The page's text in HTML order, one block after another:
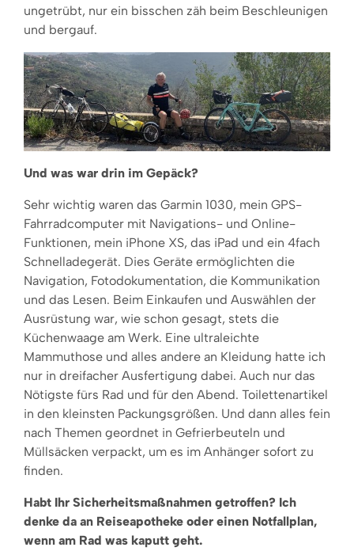
ungetrübt, nur ein bisschen zäh beim Beschleunigen
und bergauf.
Und was war drin im Gepäck?
Sehr wichtig waren das Garmin 1030, mein GPS-
Fahrradcomputer mit Navigations- und Online-
Funktionen, mein iPhone XS, das iPad und ein 4fach
Schnelladegerät. Dies Geräte ermöglichten die
Navigation, Fotodokumentation, die Kommunikation
und das Lesen. Beim Einkaufen und Auswählen der
Ausrüstung war, wie schon gesagt, stets die
Küchenwaage am Werk. Eine ultraleichte
Mammuthose und alles andere an Kleidung hatte ich
nur in dreifacher Ausfertigung dabei. Auch nur das
Nötigste fürs Rad und für den Abend. Toilettenartikel
in den kleinsten Packungsgrößen. Und dann alles fein
nach Themen geordnet in Gefrierbeuteln und
Müllsäcken verpackt, um es im Anhänger sofort zu
finden.
Habt Ihr Sicherheitsmaßnahmen getroffen? Ich
denke da an Reiseapotheke oder einen Notfallplan,
wenn am Rad was kaputt geht.